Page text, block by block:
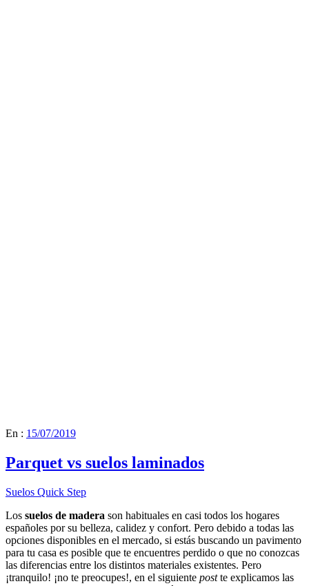
En : 15/07/2019
Parquet vs suelos laminados
Suelos Quick Step
Los suelos de madera son habituales en casi todos los hogares
españoles por su belleza, calidez y confort. Pero debido a todas las
opciones disponibles en el mercado, si estás buscando un pavimento
para tu casa es posible que te encuentres perdido o que no conozcas
las diferencias entre los distintos materiales existentes. Pero
¡tranquilo! ¡no te preocupes!, en el siguiente postte explicamos las